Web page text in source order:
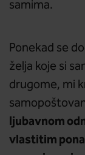
samima.
Ponekad se
želja koje si
drugome, mi
ljubavnom
vlastitim